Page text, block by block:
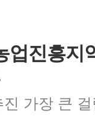
업진흥지
가장 큰